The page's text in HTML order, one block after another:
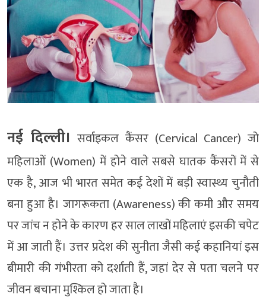
नई दिल्ली। सर्वाइकल कैंसर (Cervical Cancer) जो
महिलाओं (Women) में होने वाले सबसे घातक कैंसरों में से
एक है, आज भी भारत समेत कई देशों में बड़ी स्वास्थ्य चुनौती
बना हुआ है। जागरूकता (Awareness) की कमी और समय
पर जांच न होने के कारण हर साल लाखों महिलाएं इसकी चपेट
में आ जाती हैं। उत्तर प्रदेश की सुनीता जैसी कई कहानियां इस
बीमारी की गंभीरता को दर्शाती हैं, जहां देर से पता चलने पर
जीवन बचाना मुश्किल हो जाता है।